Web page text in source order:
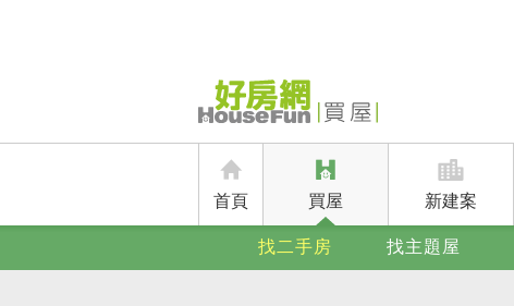
首頁 買屋 新建案
找二手房 找主題屋